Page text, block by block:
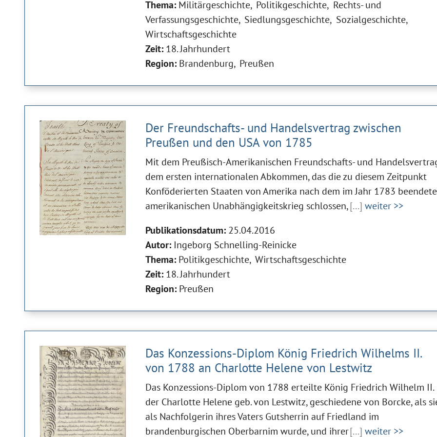
Thema: Militärgeschichte Politikgeschichte Rechts- und
Verfassungsgeschichte Siedlungsgeschichte Sozialgeschichte
Wirtschaftsgeschichte
Zeit: 18. Jahrhundert
Region: Brandenburg Preußen
Der Freundschafts- und Handelsvertrag zwischen
Preußen und den USA von 1785
Mit dem Preußisch-Amerikanischen Freundschafts- und
dem ersten internationalen Abkommen, das die zu diesem Zeitpunkt
Konföderierten Staaten von Amerika nach dem im Jahr 1783
amerikanischen Unabhängigkeitskrieg schlossen,[...] weiter >>
Publikationsdatum:25.04.2016
Autor: Ingeborg Schnelling-Reinicke
Thema: Politikgeschichte Wirtschaftsgeschichte
Zeit: 18. Jahrhundert
Region: Preußen
Das Konzessions-Diplom König Friedrich Wilhelms II.
von 1788 an Charlotte Helene von Lestwitz
Das Konzessions-Diplom von 1788 erteilte König Friedrich Wilhelm II.
der Charlotte Helene geb. von Lestwitz, geschiedene von Borcke, als
als Nachfolgerin ihres Vaters Gutsherrin auf Friedland im
brandenburgischen Oberbarnim wurde, und ihrer[...] weiter >>